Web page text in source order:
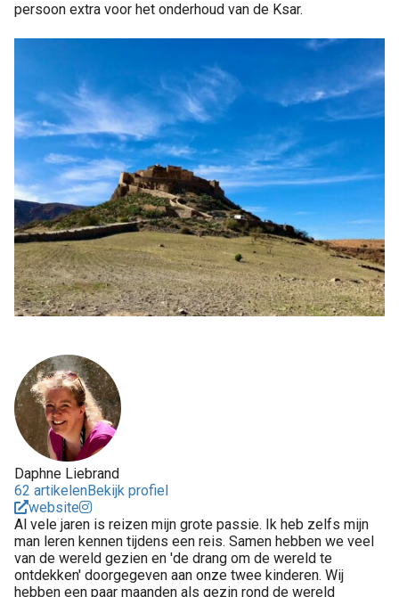
persoon extra voor het onderhoud van de Ksar.
Daphne Liebrand
62 artikelenBekijk profiel
website
Al vele jaren is reizen mijn grote passie. Ik heb zelfs mijn
man leren kennen tijdens een reis. Samen hebben we veel
van de wereld gezien en 'de drang om de wereld te
ontdekken' doorgegeven aan onze twee kinderen. Wij
hebben een paar maanden als gezin rond de wereld